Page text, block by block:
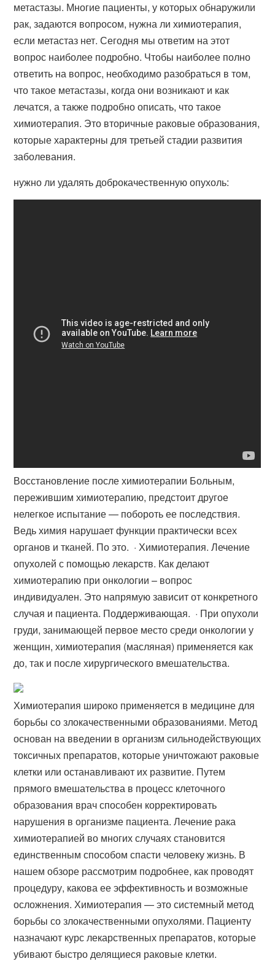
метастазы. Многие пациенты, у которых обнаружили
рак, задаются вопросом, нужна ли химиотерапия,
если метастаз нет. Сегодня мы ответим на этот
вопрос наиболее подробно. Чтобы наиболее полно
ответить на вопрос, необходимо разобраться в том,
что такое метастазы, когда они возникают и как
лечатся, а также подробно описать, что такое
химиотерапия. Это вторичные раковые образования,
которые характерны для третьей стадии развития
заболевания.
нужно ли удалять доброкачественную опухоль:
Восстановление после химиотерапии Больным,
пережившим химиотерапию, предстоит другое
нелегкое испытание — побороть ее последствия.
Ведь химия нарушает функции практически всех
органов и тканей. По это. · Химиотерапия. Лечение
опухолей с помощью лекарств. Как делают
химиотерапию при онкологии – вопрос
индивидуален. Это напрямую зависит от конкретного
случая и пациента. Поддерживающая. · При опухоли
груди, занимающей первое место среди онкологии у
женщин, химиотерапия (масляная) применяется как
до, так и после хирургического вмешательства.
Химиотерапия широко применяется в медицине для
борьбы со злокачественными образованиями. Метод
основан на введении в организм сильнодействующих
токсичных препаратов, которые уничтожают раковые
клетки или останавливают их развитие. Путем
прямого вмешательства в процесс клеточного
образования врач способен корректировать
нарушения в организме пациента. Лечение рака
химиотерапией во многих случаях становится
единственным способом спасти человеку жизнь. В
нашем обзоре рассмотрим подробнее, как проводят
процедуру, какова ее эффективность и возможные
осложнения. Химиотерапия — это системный метод
борьбы со злокачественными опухолями. Пациенту
назначают курс лекарственных препаратов, которые
убивают быстро делящиеся раковые клетки.